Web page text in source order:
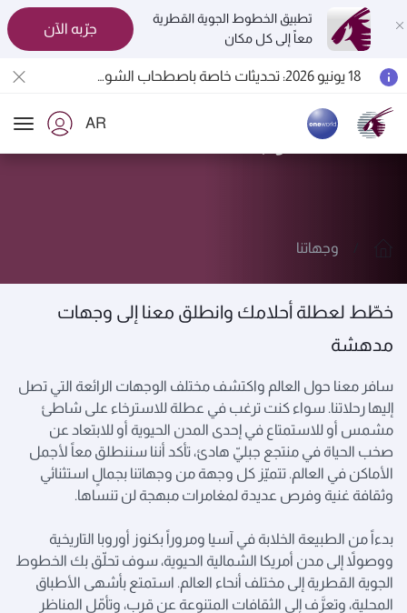
تطبيق الخطوط الجوية القطرية
معاً إلى كل مكان
جرّبه الآن
المسافرون بين الدوحة وأوكلاند على متن الرحلات الجوية رقم QR914 ورقم QR915
18 يونيو 2026: تحديثات خاصة باصطحاب الشواحن المحمولة أثناء السفر
الخطوط الجوية القطرية تعزز شبكة وجهاتها العالمية لتشمل ما يزيد عن 160 وجهة
AR
استكشف وجهاتنا
وجهاتنا
خطّط لعطلة أحلامك وانطلق معنا إلى وجهات
مدهشة
سافر معنا حول العالم واكتشف مختلف الوجهات الرائعة التي تصل
إليها رحلاتنا. سواء كنت ترغب في عطلة للاسترخاء على شاطئ
مشمس أو للاستمتاع في إحدى المدن الحيوية أو للابتعاد عن
صخب الحياة في منتجع جبليّ هادئ، تأكد أننا سننطلق معاً لأجمل
الأماكن في العالم. تتميّز كل وجهة من وجهاتنا بجمالٍ استثنائي
وثقافة غنية وفرص عديدة لمغامرات مبهجة لن تنساها.
بدءاً من الطبيعة الخلابة في آسيا ومروراً بكنوز أوروبا التاريخية
ووصولاً إلى مدن أمريكا الشمالية الحيوية، سوف تحلّق بك الخطوط
الجوية القطرية إلى مختلف أنحاء العالم. استمتع بأشهى الأطباق
المحلية، وتعرَّف إلى الثقافات المتنوعة عن قرب، وتأمّل المناظر